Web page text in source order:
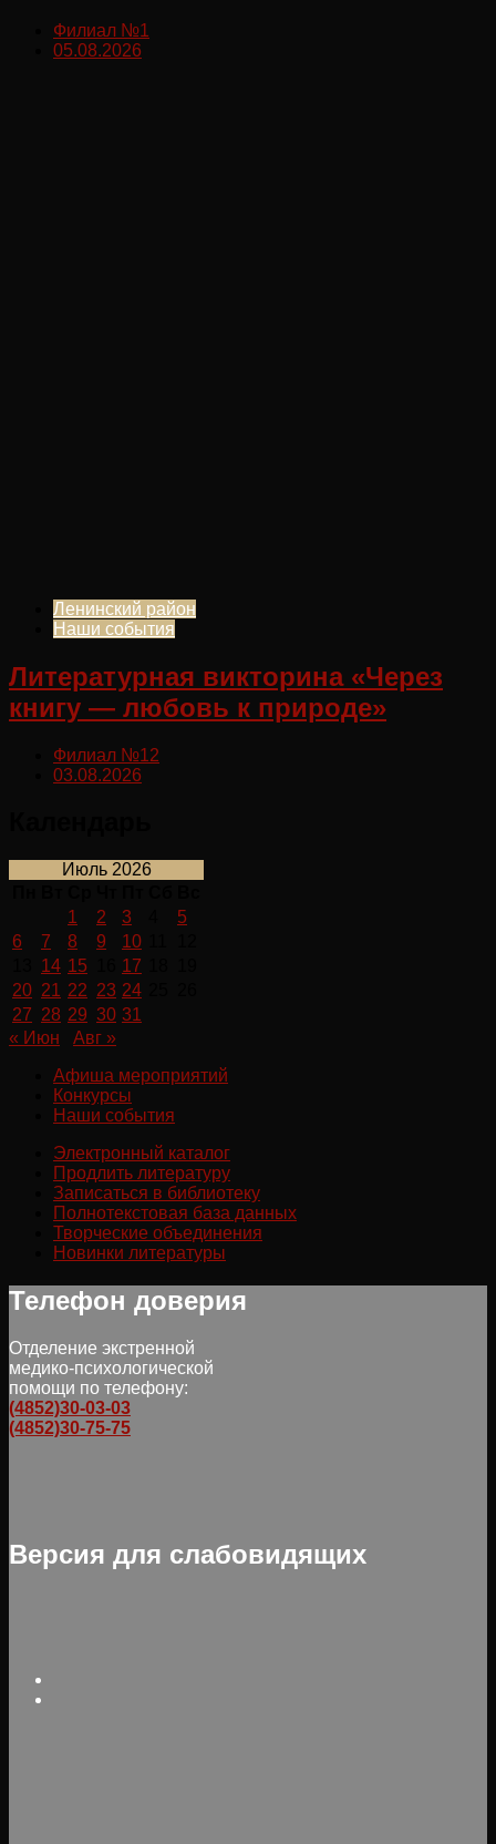
Филиал №1
05.08.2026
Ленинский район
Наши события
Литературная викторина «Через
книгу — любовь к природе»
Филиал №12
03.08.2026
Июль 2026
1
2 3
5
6
7 8 9 10
14 15 17
20 21 22 23 24
27 28 29 30 31
« Июн
Авг »
Афиша мероприятий
Конкурсы
Наши события
Электронный каталог
Продлить литературу
Записаться в библиотеку
Полнотекстовая база данных
Творческие объединения
Новинки литературы
Телефон доверия
Отделение экстренной
медико-психологической
помощи по телефону:
(4852)30-03-03
(4852)30-75-75
Версия для слабовидящих